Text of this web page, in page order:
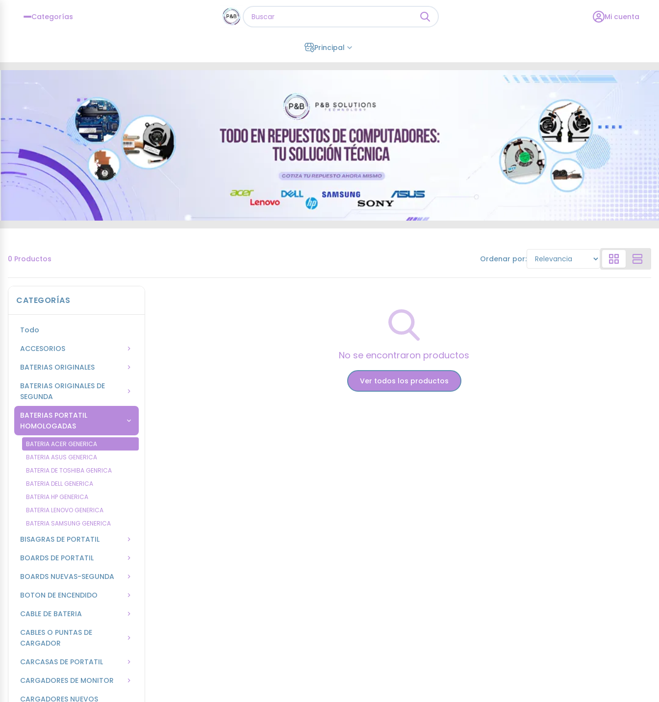
Categorías Mi cuenta
Principal
0 Productos Ordenar por:
CATEGORÍAS
Todo
ACCESORIOS
BATERIAS ORIGINALES
BATERIAS ORIGINALES DE
SEGUNDA
BATERIAS PORTATIL
HOMOLOGADAS
BATERIA ACER GENERICA
BATERIA ASUS GENERICA
BATERIA DE TOSHIBA GENRICA
BATERIA DELL GENERICA
BATERIA HP GENERICA
BATERIA LENOVO GENERICA
BATERIA SAMSUNG GENERICA
BISAGRAS DE PORTATIL
BOARDS DE PORTATIL
BOARDS NUEVAS-SEGUNDA
BOTON DE ENCENDIDO
CABLE DE BATERIA
CABLES O PUNTAS DE
CARGADOR
CARCASAS DE PORTATIL
CARGADORES DE MONITOR
CARGADORES NUEVOS
No se encontraron productos
Ver todos los productos